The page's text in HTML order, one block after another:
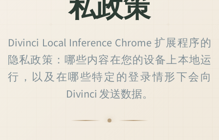
Divinci Local Inference Chrome 扩展程序的
隐私政策：哪些内容在您的设备上本地运
行，以及在哪些特定的登录情形下会向
Divinci 发送数据。